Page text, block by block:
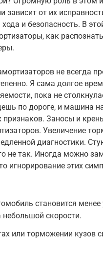
зависит от их
и безопасность. В
как
не всегда
Я сама долгое
пока не
по дороге, и машина
Заносы и
Увеличение
диагностики.
не так. Иногда можно
игнорирование этих
становится
скорости.
или торможении кузов